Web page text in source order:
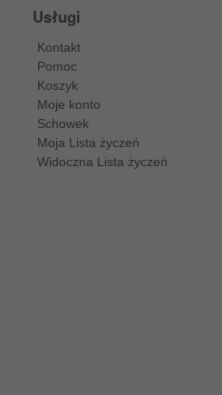
Usługi
Kontakt
Pomoc
Koszyk
Moje konto
Schowek
Moja Lista życzeń
Widoczna Lista życzeń